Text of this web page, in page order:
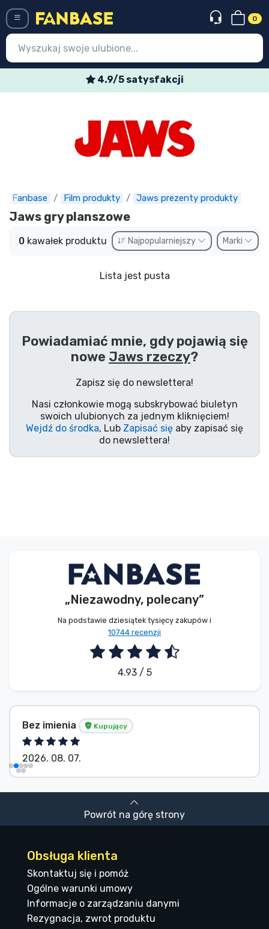
0
4.9/5 satysfakcji
Fanbase Film produkty Jaws prezenty produkty
Jaws gry planszowe
0 kawałek produktu Najpopularniejszy Marki
Lista jest pusta
Powiadamiać mnie, gdy pojawią się
nowe Jaws rzeczy?
Zapisz się do newslettera!
Nasi członkowie mogą subskrybować biuletyn
swoich ulubionych za jednym kliknięciem!
Wejdź do środka, Lub Zapisać się aby zapisać się
do newslettera!
„Niezawodny, polecany”
Na podstawie dziesiątek tysięcy zakupów i
10744 recenzji
4.93 / 5
Bez imienia Kupujący
2026. 08. 07.
Powrót na górę strony
Obsługa klienta
Skontaktuj się i pomóż
Ogólne warunki umowy
Informacje o zarządzaniu danymi
Rezygnacja, zwrot produktu
Najnowsze rzeczy
Doręczenie ekspresowe
Przedsprzedaż
Outlet produkty
Wysyłka i płatność
Rzeczy seryjne
Rzeczy filmowe
Wspaniałe rzeczy
Rzeczy z anime
Rzeczy dla graczy